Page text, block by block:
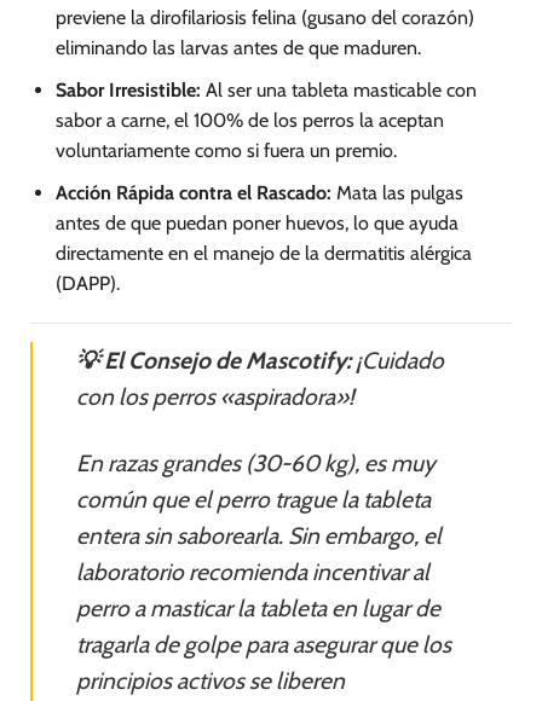
previene la dirofilariosis felina (gusano del corazón)
eliminando las larvas antes de que maduren.
Sabor Irresistible: Al ser una tableta masticable con
sabor a carne, el 100% de los perros la aceptan
voluntariamente como si fuera un premio.
Acción Rápida contra el Rascado: Mata las pulgas
antes de que puedan poner huevos, lo que ayuda
directamente en el manejo de la dermatitis alérgica
(DAPP).
💡 El Consejo de Mascotify:¡Cuidado
con los perros «aspiradora»!
En razas grandes (30-60 kg), es muy
común que el perro trague la tableta
entera sin saborearla. Sin embargo, el
laboratorio recomienda incentivar al
perro a masticar la tableta en lugar de
tragarla de golpe para asegurar que los
principios activos se liberen